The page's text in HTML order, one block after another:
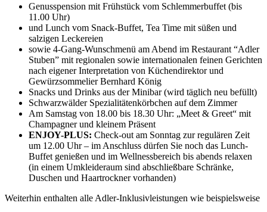
Genusspension mit Frühstück vom Schlemmerbuffet (bis
11.00 Uhr)
und Lunch vom Snack-Buffet, Tea Time mit süßen und
salzigen Leckereien
sowie 4-Gang-Wunschmenü am Abend im Restaurant “Adler
Stuben” mit regionalen sowie internationalen feinen Gerichten
nach eigener Interpretation von Küchendirektor und
Gewürzsommelier Bernhard König
Snacks und Drinks aus der Minibar (wird täglich neu befüllt)
Schwarzwälder Spezialitätenkörbchen auf dem Zimmer
Am Samstag von 18.00 bis 18.30 Uhr: „Meet & Greet“ mit
Champagner und kleinem Präsent
ENJOY-PLUS: Check-out am Sonntag zur regulären Zeit
um 12.00 Uhr – im Anschluss dürfen Sie noch das Lunch-
Buffet genießen und im Wellnessbereich bis abends relaxen
(in einem Umkleideraum sind abschließbare Schränke,
Duschen und Haartrockner vorhanden)
Weiterhin enthalten alle Adler-Inklusivleistungen wie beispielsweise